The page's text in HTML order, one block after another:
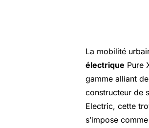
La mobilité
électrique Pure
gamme alliant
constructeur de
Electric, cette
s’impose